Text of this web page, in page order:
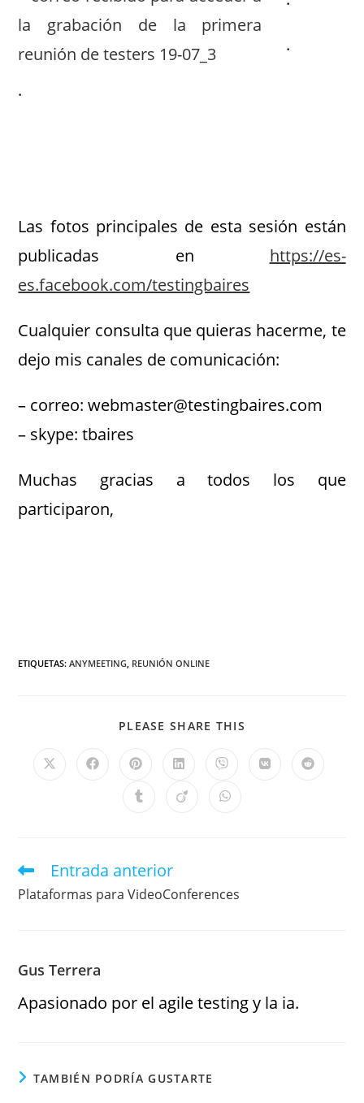
.
.
Las fotos principales de esta sesión están
publicadas en https://es-
es.facebook.com/testingbaires
Cualquier consulta que quieras hacerme, te
dejo mis canales de comunicación:
– correo: webmaster@testingbaires.com
– skype: tbaires
Muchas gracias a todos los que
participaron,
ETIQUETAS:ANYMEETING, REUNIÓN ONLINE
PLEASE SHARE THIS
Entrada anterior
Plataformas para VideoConferences
Gus Terrera
Apasionado por el agile testing y la ia.
TAMBIÉN PODRÍA GUSTARTE